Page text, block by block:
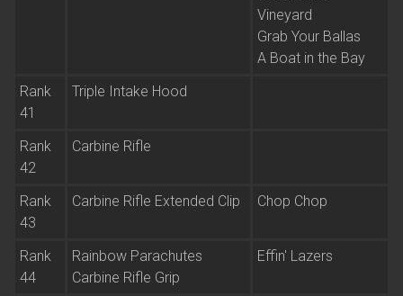
Vineyard
Grab Your Ballas
A Boat in the Bay
Rank
41
Triple Intake Hood
Rank
42
Carbine Rifle
Rank
43
Carbine Rifle Extended Clip Chop Chop
Rank
44
Rainbow Parachutes
Carbine Rifle Grip
Effin' Lazers